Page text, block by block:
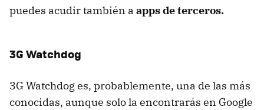
puedes acudir también a apps de terceros.
3G Watchdog
3G Watchdog es, probablemente, una de las más
conocidas, aunque solo la encontrarás en Google